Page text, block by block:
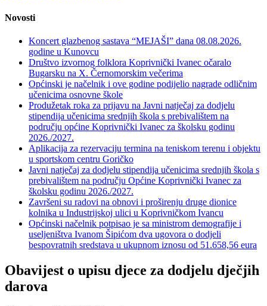
Novosti
Koncert glazbenog sastava “MEJAŠI” dana 08.08.2026.
godine u Kunovcu
Društvo izvornog folklora Koprivnički Ivanec očaralo
Bugarsku na X. Černomorskim večerima
Općinski je načelnik i ove godine podijelio nagrade odličnim
učenicima osnovne škole
Produžetak roka za prijavu na Javni natječaj za dodjelu
stipendija učenicima srednjih škola s prebivalištem na
području općine Koprivnički Ivanec za školsku godinu
2026./2027.
Aplikacija za rezervaciju termina na teniskom terenu i objektu
u sportskom centru Goričko
Javni natječaj za dodjelu stipendija učenicima srednjih škola s
prebivalištem na području Općine Koprivnički Ivanec za
školsku godinu 2026./2027.
Završeni su radovi na obnovi i proširenju druge dionice
kolnika u Industrijskoj ulici u Koprivničkom Ivancu
Općinski načelnik potpisao je sa ministrom demografije i
useljeništva Ivanom Šipićom dva ugovora o dodjeli
bespovratnih sredstava u ukupnom iznosu od 51.658,56 eura
Obavijest o upisu djece za dodjelu dječjih
darova